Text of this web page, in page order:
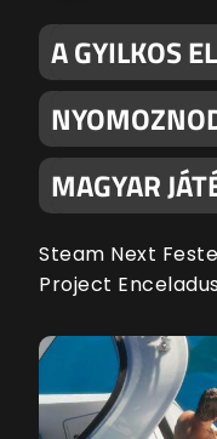
A GYILKOS
MAGYAR
Steam Next
Project